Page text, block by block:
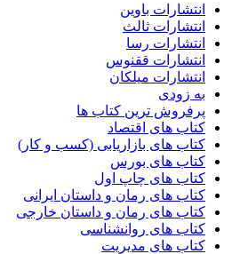
انتشارات باوین
انتشارات ثالث
انتشارات رسا
انتشارات ققنوس
انتشارات میلکان
به زودی
پرفروش ترین کتاب ها
کتاب های اقتصاد
کتاب های بازاریابی (کسب و کار)
کتاب های بورس
کتاب های چاپ اول
کتاب های رمان و داستان ایرانی
کتاب های رمان و داستان خارجی
کتاب های روانشناسی
کتاب های مدیریت